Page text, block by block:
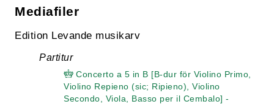
Mediafiler
Edition Levande musikarv
Partitur
Concerto a 5 in B [B-dur för Violino Primo,
Violino Repieno (sic; Ripieno), Violino
Secondo, Viola, Basso per il Cembalo] -